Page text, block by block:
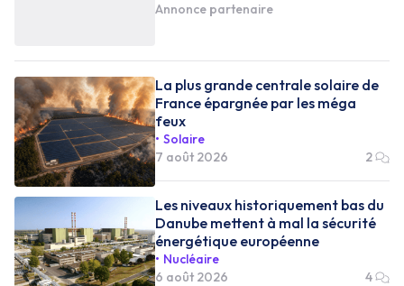
Annonce partenaire
La plus grande centrale solaire de
France épargnée par les méga
feux
Solaire
7 août 2026
2
Les niveaux historiquement bas du
Danube mettent à mal la sécurité
énergétique européenne
Nucléaire
6 août 2026
4